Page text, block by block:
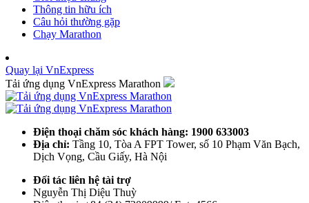
Thông tin hữu ích
Câu hỏi thường gặp
Chạy Marathon
Quay lại VnExpress
Tải ứng dụng VnExpress Marathon
Điện thoại chăm sóc khách hàng: 1900 633003
Địa chỉ: Tầng 10, Tòa A FPT Tower, số 10 Phạm Văn Bạch,
Dịch Vọng, Cầu Giấy, Hà Nội
Đối tác liên hệ tài trợ
Nguyễn Thị Diệu Thuỳ